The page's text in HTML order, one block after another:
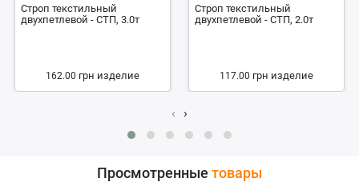
Строп текстильный
двухпетлевой - СТП, 3.0т
162.00 грн изделие
Строп текстильный
двухпетлевой - СТП, 2.0т
117.00 грн изделие
‹ ›
Просмотренные товары